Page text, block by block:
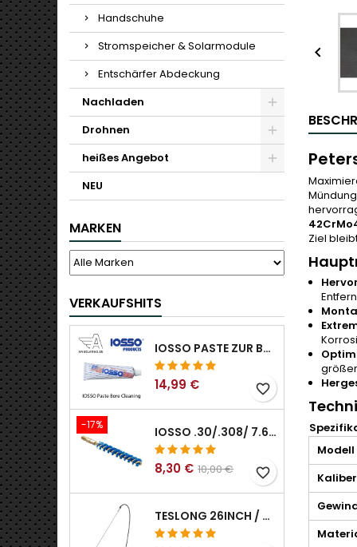
Handschuhe
Stromspeicher & Solarmodule
Entschärfer Abdeckung
Nachladen
Drohnen
heißes Angebot
NEU
MARKEN
VERKAUFSHITS
IOSSO PASTE ZUR BOHRUNGSREINIGUNG
14,99 € favorite_border
-17% IOSSO .30/.308/ 7.62MM ELIMINATOR BLUE NYFLEX GUN BOR REINIGUNGSBÜRSTEN .30/.308/ 7.62MM
8,30 € 10,00 € favorite_border
TESLONG 26INCH / 66CM STARRER USB BOROSKOP

Ziel
Modell
Kaliber